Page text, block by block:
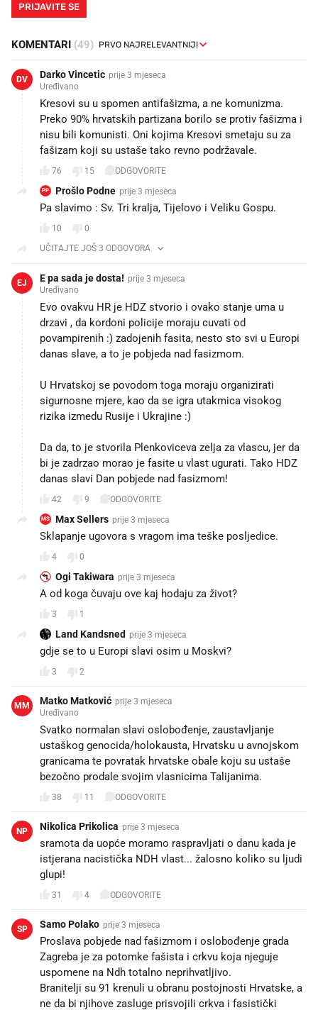
PRIJAVITE SE
KOMENTARI (49)
DV Darko Vincetic prije 3 mjeseca
Uređivano
Kresovi su u spomen antifašizma, a ne komunizma.
Preko 90% hrvatskih partizana borilo se protiv fašizma i
nisu bili komunisti. Oni kojima Kresovi smetaju su za
fašizam koji su ustaše tako revno podržavale.
76 15 ODGOVORITE
PP Prošlo Podne prije 3 mjeseca
Pa slavimo : Sv. Tri kralja, Tijelovo i Veliku Gospu.
10
0
UČITAJTE JOŠ 3 ODGOVORA
EJ E pa sada je dosta! prije 3 mjeseca
Uređivano
Evo ovakvu HR je HDZ stvorio i ovako stanje uma u
drzavi , da kordoni policije moraju cuvati od
povampirenih :) zadojenih fasita, nesto sto svi u Europi
danas slave, a to je pobjeda nad fasizmom.
U Hrvatskoj se povodom toga moraju organizirati
sigurnosne mjere, kao da se igra utakmica visokog
rizika izmedu Rusije i Ukrajine :)
Da da, to je stvorila Plenkoviceva zelja za vlascu, jer da
bi je zadrzao morao je fasite u vlast ugurati. Tako HDZ
danas slavi Dan pobjede nad fasizmom!
42 9 ODGOVORITE
MS Max Sellers prije 3 mjeseca
Sklapanje ugovora s vragom ima teške posljedice.
4 0
Ogi Takiwara prije 3 mjeseca
A od koga čuvaju ove kaj hodaju za život?
3 1
Land Kandsned prije 3 mjeseca
gdje se to u Europi slavi osim u Moskvi?
3 2
MM Matko Matković prije 3 mjeseca
Uređivano
Svatko normalan slavi oslobođenje, zaustavljanje
ustaškog genocida/holokausta, Hrvatsku u avnojskom
granicama te povratak hrvatske obale koju su ustaše
bezočno prodale svojim vlasnicima Talijanima.
38 11 ODGOVORITE
NP Nikolica Prikolica prije 3 mjeseca
sramota da uopće moramo raspravljati o danu kada je
istjerana nacistička NDH vlast... žalosno koliko su ljudi
glupi!
31 4 ODGOVORITE
SP Samo Polako prije 3 mjeseca
Proslava pobjede nad fašizmom i oslobođenje grada
Zagreba je za potomke fašista i crkvu koja njeguje
uspomene na Ndh totalno neprihvatljivo.
Branitelji su 91 krenuli u obranu postojnosti Hrvatske, a
ne da bi njihove zasluge prisvojili crkva i fasistički